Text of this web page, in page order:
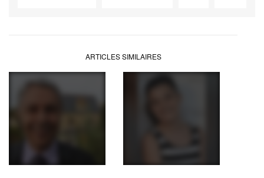
ARTICLES SIMILAIRES